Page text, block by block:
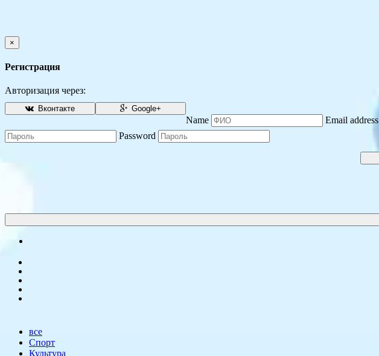
×
Регистрация
Авторизация через:
Вконтакте Google+
Name Email address
Password
все
Спорт
Культура